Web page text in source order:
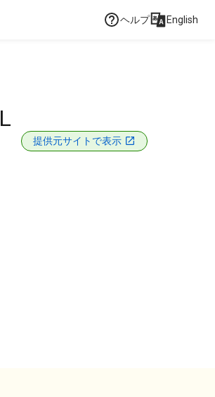
ヘルプ English
提供元サイトで表示